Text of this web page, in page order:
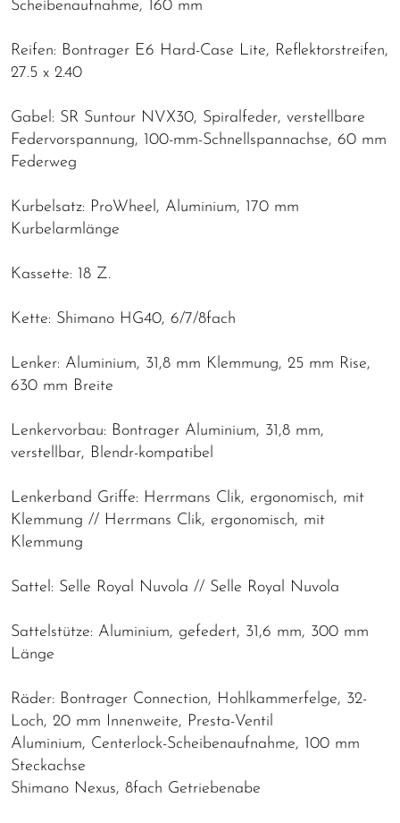
Scheibenaufnahme, 160 mm
Reifen: Bontrager E6 Hard-Case Lite, Reflektorstreifen,
27.5 x 2.40
Gabel: SR Suntour NVX30, Spiralfeder, verstellbare
Federvorspannung, 100-mm-Schnellspannachse, 60 mm
Federweg
Kurbelsatz: ProWheel, Aluminium, 170 mm
Kurbelarmlänge
Kassette: 18 Z.
Kette: Shimano HG40, 6/7/8fach
Lenker: Aluminium, 31,8 mm Klemmung, 25 mm Rise,
630 mm Breite
Lenkervorbau: Bontrager Aluminium, 31,8 mm,
verstellbar, Blendr-kompatibel
Lenkerband Griffe: Herrmans Clik, ergonomisch, mit
Klemmung // Herrmans Clik, ergonomisch, mit
Klemmung
Sattel: Selle Royal Nuvola // Selle Royal Nuvola
Sattelstütze: Aluminium, gefedert, 31,6 mm, 300 mm
Länge
Räder: Bontrager Connection, Hohlkammerfelge, 32-
Loch, 20 mm Innenweite, Presta-Ventil
Aluminium, Centerlock-Scheibenaufnahme, 100 mm
Steckachse
Shimano Nexus, 8fach Getriebenabe